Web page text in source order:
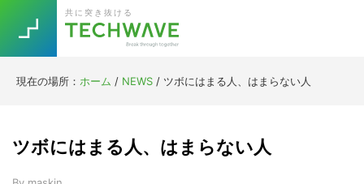
primary
navigation
main
content
primary
sidebar
footer
共に突き抜ける
現在の場所： ホーム / NEWS / ツボにはまる人、はまらない人
ツボにはまる人、はまらない人